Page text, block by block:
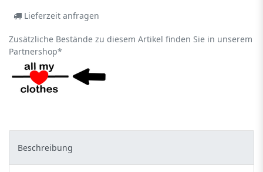
Lieferzeit anfragen
Zusätzliche Bestände zu diesem Artikel finden Sie in unserem
Partnershop*
Beschreibung